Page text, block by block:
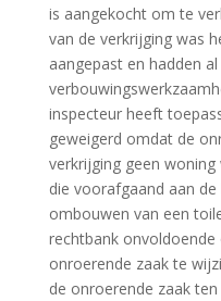
is aangekocht om te
van de verkrijging was
aangepast en hadden al
inspecteur heeft
geweigerd omdat de
verkrijging geen
die voorafgaand aan
ombouwen van een
rechtbank onvoldoende
onroerende zaak te
de onroerende zaak